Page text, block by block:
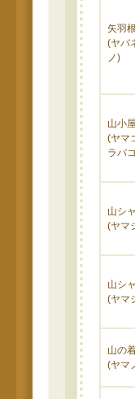
矢羽
(ヤバ
ノ)
山小
(ヤマ
ラバ
山シ
(ヤマ
山シ
(ヤマ
山の
(ヤマ